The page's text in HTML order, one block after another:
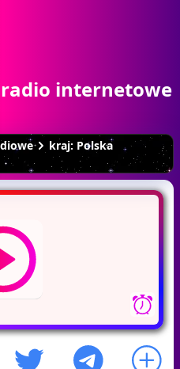
radio internetowe
kraj: Polska